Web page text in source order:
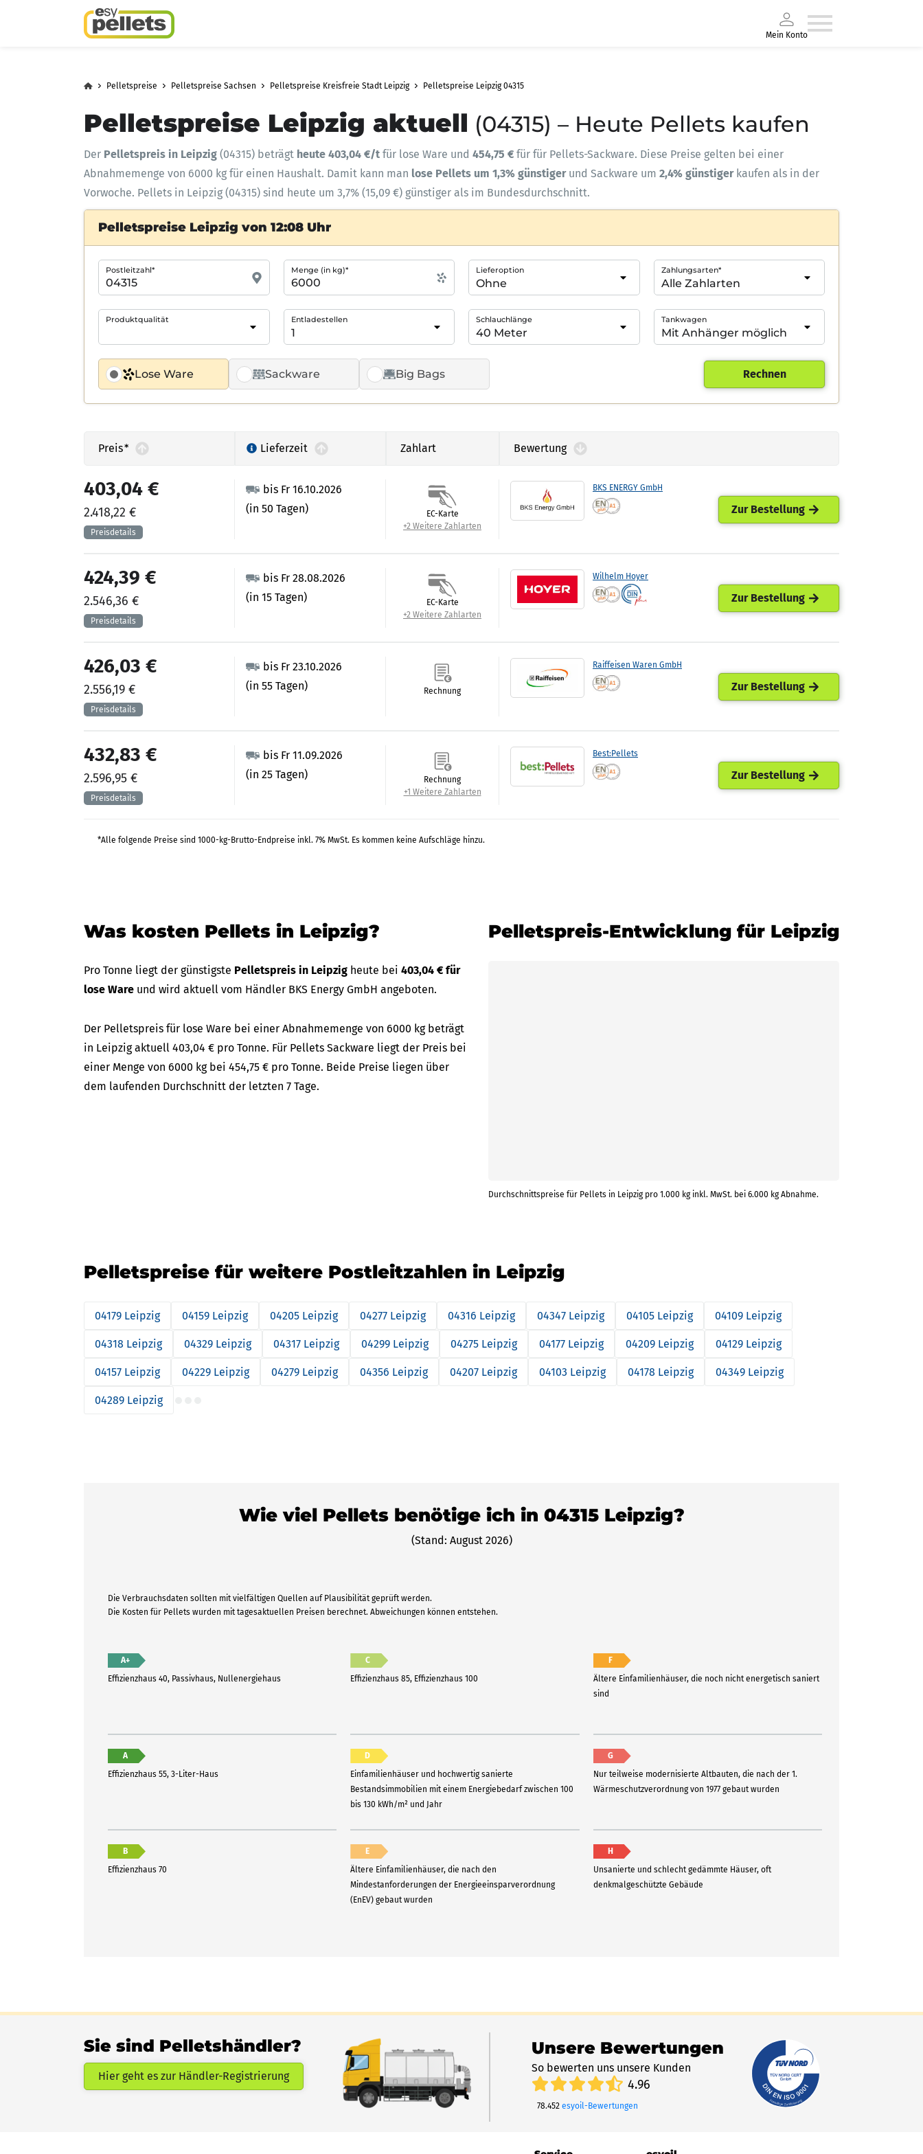
Mein Konto
Pelletspreise Pelletspreise Sachsen Pelletspreise Kreisfreie Stadt Leipzig Pelletspreise Leipzig 04315
Pelletspreise Leipzig aktuell (04315) – Heute Pellets kaufen
Der Pelletspreis in Leipzig (04315) beträgt heute 403,04 €/t für lose Ware und 454,75 € für für Pellets-Sackware. Diese Preise gelten bei einer
Abnahmemenge von 6000 kg für einen Haushalt. Damit kann man lose Pellets um 1,3% günstiger und Sackware um 2,4% günstigerkaufen als in der
Vorwoche. Pellets in Leipzig (04315) sind heute um 3,7% (15,09 €) günstiger als im Bundesdurchschnitt.
Pelletspreise Leipzig von 12:08 Uhr
Lose Ware Sackware Big Bags
Postleitzahl* Menge (in kg)* Lieferoption Zahlungsarten*
Produktqualität Entladestellen Schlauchlänge Tankwagen
Rechnen
Preis* Lieferzeit Zahlart Bewertung
BKS ENERGY GmbH
bis Fr 16.10.2026
(in 50 Tagen)
403,04 €
2.418,22 €
EC-Karte
+2 Weitere Zahlarten
Zur Bestellung
Wilhelm Hoyer
bis Fr 28.08.2026
(in 15 Tagen)
424,39 €
2.546,36 €
EC-Karte
+2 Weitere Zahlarten
Zur Bestellung
Raiffeisen Waren GmbH
bis Fr 23.10.2026
(in 55 Tagen)
426,03 €
2.556,19 € Rechnung Zur Bestellung
Best:Pellets
bis Fr 11.09.2026
(in 25 Tagen)
432,83 €
2.596,95 €
Rechnung
+1 Weitere Zahlarten
Zur Bestellung
*Alle folgende Preise sind 1000-kg-Brutto-Endpreise inkl. 7% MwSt. Es kommen keine Aufschläge hinzu.
Was kosten Pellets in Leipzig?
Pro Tonne liegt der günstigste Pelletspreis in Leipzig heute bei 403,04 € für
lose Ware und wird aktuell vom Händler BKS Energy GmbH angeboten.
Der Pelletspreis für lose Ware bei einer Abnahmemenge von 6000 kg beträgt
in Leipzig aktuell 403,04 € pro Tonne. Für Pellets Sackware liegt der Preis bei
einer Menge von 6000 kg bei 454,75 € pro Tonne. Beide Preise liegen über
dem laufenden Durchschnitt der letzten 7 Tage.
Pelletspreis-Entwicklung für Leipzig
Durchschnittspreise für Pellets in Leipzig pro 1.000 kg inkl. MwSt. bei 6.000 kg Abnahme.
Pelletspreise für weitere Postleitzahlen in Leipzig
04179 Leipzig 04159 Leipzig 04205 Leipzig 04277 Leipzig 04316 Leipzig 04347 Leipzig 04105 Leipzig 04109 Leipzig
04318 Leipzig 04329 Leipzig 04317 Leipzig 04299 Leipzig 04275 Leipzig 04177 Leipzig 04209 Leipzig 04129 Leipzig
04157 Leipzig 04229 Leipzig 04279 Leipzig 04356 Leipzig 04207 Leipzig 04103 Leipzig 04178 Leipzig 04349 Leipzig
04289 Leipzig
Wie viel Pellets benötige ich in 04315 Leipzig?
(Stand: August 2026)
Die Verbrauchsdaten sollten mit vielfältigen Quellen auf Plausibilität geprüft werden.
Die Kosten für Pellets wurden mit tagesaktuellen Preisen berechnet. Abweichungen können entstehen.
A+
Effizienzhaus 40, Passivhaus, Nullenergiehaus
A
Effizienzhaus 55, 3-Liter-Haus
B
Effizienzhaus 70
C
Effizienzhaus 85, Effizienzhaus 100
D
Einfamilienhäuser und hochwertig sanierte
Bestandsimmobilien mit einem Energiebedarf zwischen 100
bis 130 kWh/m² und Jahr
E
Ältere Einfamilienhäuser, die nach den
Mindestanforderungen der Energieeinsparverordnung
(EnEV) gebaut wurden
F
Ältere Einfamilienhäuser, die noch nicht energetisch saniert
sind
G
Nur teilweise modernisierte Altbauten, die nach der 1.
Wärmeschutzverordnung von 1977 gebaut wurden
H
Unsanierte und schlecht gedämmte Häuser, oft
denkmalgeschützte Gebäude
Sie sind Pelletshändler?
Hier geht es zur Händler-Registrierung
Unsere Bewertungen
So bewerten uns unsere Kunden
4.96
78.452 esyoil-Bewertungen